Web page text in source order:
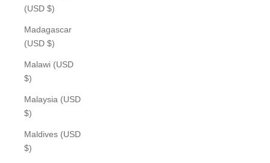
(USD $)
Madagascar
(USD $)
Malawi (USD
$)
Malaysia (USD
$)
Maldives (USD
$)